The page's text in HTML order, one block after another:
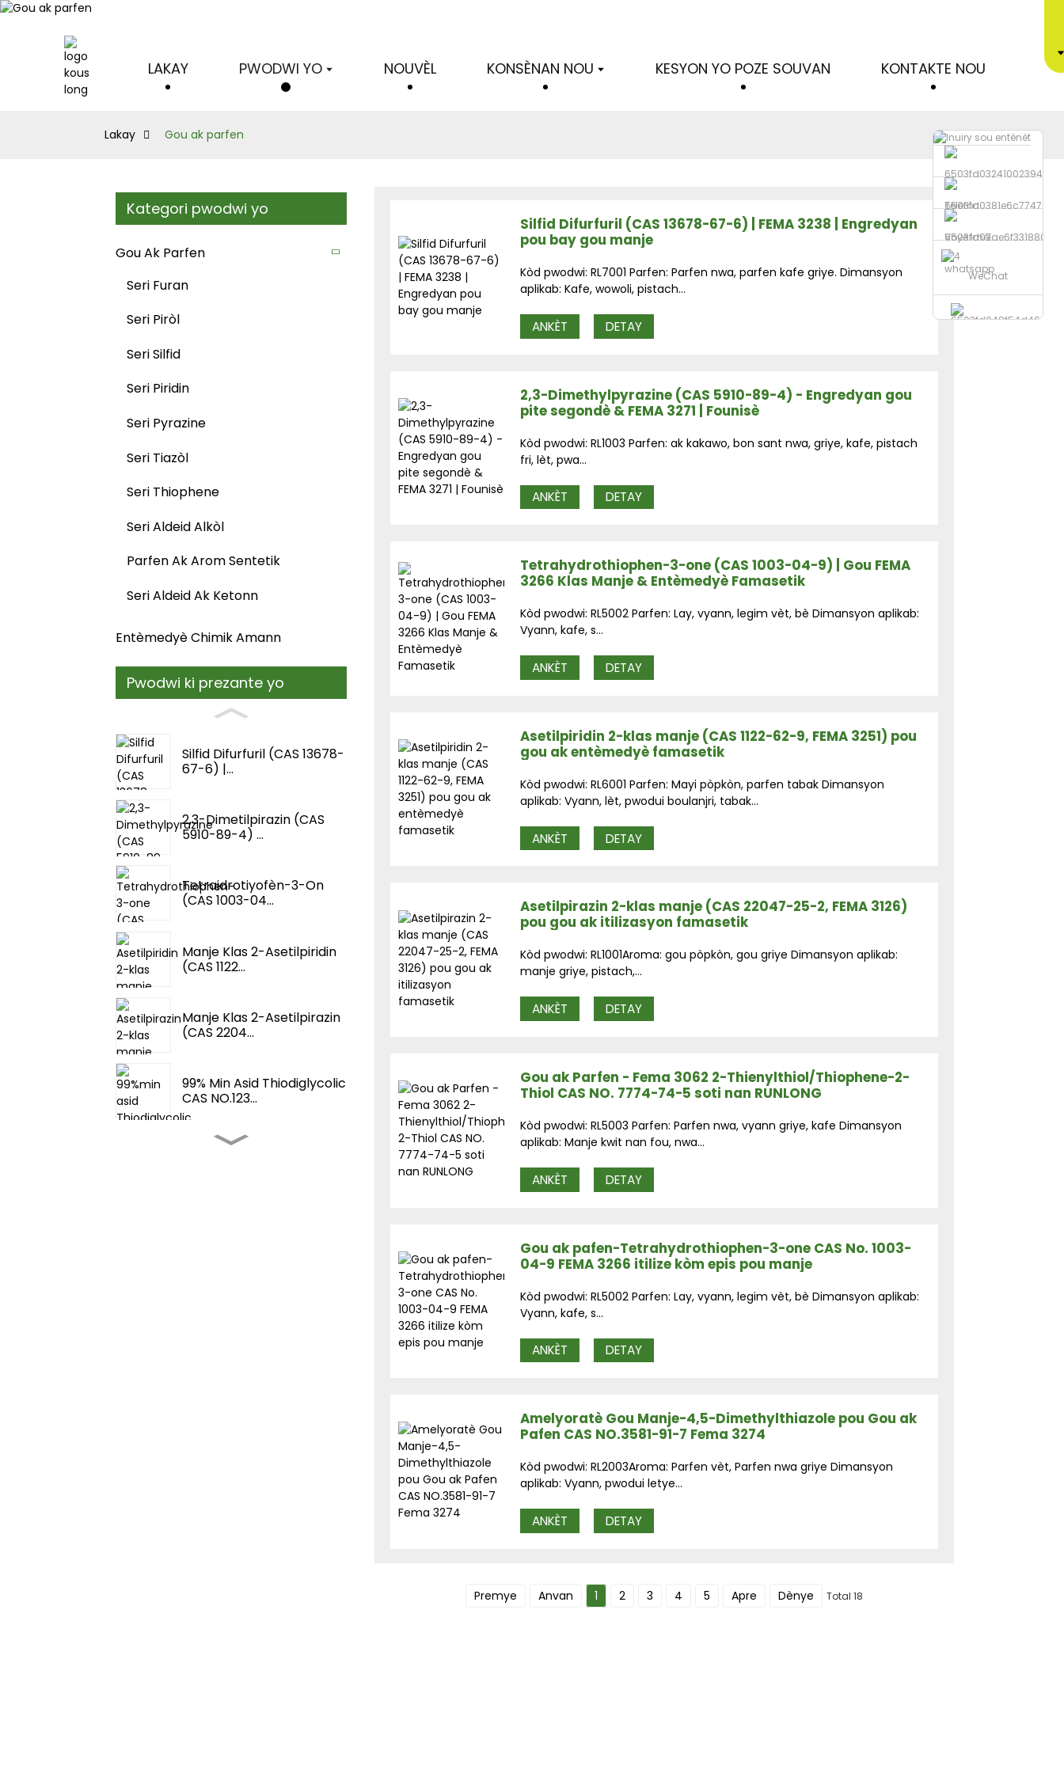
LAKAY PWODWI YO NOUVÈL KONSÈNAN NOU KESYON YO POZE SOUVAN KONTAKTE NOU
Telefòn
Voye Imèl
whatsapp
WeChat
Lakay Gou ak parfen
Kategori pwodwi yo
Gou Ak Parfen
Seri Furan
Seri Piròl
Seri Silfid
Seri Piridin
Seri Pyrazine
Seri Tiazòl
Seri Thiophene
Seri Aldeid Alkòl
Parfen Ak Arom Sentetik
Seri Aldeid Ak Ketonn
Entèmedyè Chimik Amann
Pwodwi ki prezante yo
Silfid Difurfuril (CAS 13678-
67-6) |...
2,3-Dimetilpirazin (CAS
5910-89-4) ...
Tetraidrotiyofèn-3-On
(CAS 1003-04...
Manje Klas 2-Asetilpiridin
(CAS 1122...
Manje Klas 2-Asetilpirazin
(CAS 2204...
99% Min Asid Thiodiglycolic
CAS NO.123...
Gou Ak Parfen - Fema
Silfid Difurfuril (CAS 13678-67-6) | FEMA 3238 | Engredyan
pou bay gou manje
Kòd pwodwi: RL7001 Parfen: Parfen nwa, parfen kafe griye. Dimansyon
aplikab: Kafe, wowoli, pistach...
ANKÈT DETAY
2,3-Dimethylpyrazine (CAS 5910-89-4) - Engredyan gou
pite segondè & FEMA 3271 | Founisè
Kòd pwodwi: RL1003 Parfen: ak kakawo, bon sant nwa, griye, kafe, pistach
fri, lèt, pwa...
ANKÈT DETAY
Tetrahydrothiophen-3-one (CAS 1003-04-9) | Gou FEMA
3266 Klas Manje & Entèmedyè Famasetik
Kòd pwodwi: RL5002 Parfen: Lay, vyann, legim vèt, bè Dimansyon aplikab:
Vyann, kafe, s...
ANKÈT DETAY
Asetilpiridin 2-klas manje (CAS 1122-62-9, FEMA 3251) pou
gou ak entèmedyè famasetik
Kòd pwodwi: RL6001 Parfen: Mayi pòpkòn, parfen tabak Dimansyon
aplikab: Vyann, lèt, pwodui boulanjri, tabak...
ANKÈT DETAY
Asetilpirazin 2-klas manje (CAS 22047-25-2, FEMA 3126)
pou gou ak itilizasyon famasetik
Kòd pwodwi: RL1001Aroma: gou pòpkòn, gou griye Dimansyon aplikab:
manje griye, pistach,...
ANKÈT DETAY
Gou ak Parfen - Fema 3062 2-Thienylthiol/Thiophene-2-
Thiol CAS NO. 7774-74-5 soti nan RUNLONG
Kòd pwodwi: RL5003 Parfen: Parfen nwa, vyann griye, kafe Dimansyon
aplikab: Manje kwit nan fou, nwa...
ANKÈT DETAY
Gou ak pafen-Tetrahydrothiophen-3-one CAS No. 1003-
04-9 FEMA 3266 itilize kòm epis pou manje
Kòd pwodwi: RL5002 Parfen: Lay, vyann, legim vèt, bè Dimansyon aplikab:
Vyann, kafe, s...
ANKÈT DETAY
Amelyoratè Gou Manje-4,5-Dimethylthiazole pou Gou ak
Pafen CAS NO.3581-91-7 Fema 3274
Kòd pwodwi: RL2003Aroma: Parfen vèt, Parfen nwa griye Dimansyon
aplikab: Vyann, pwodui letye...
ANKÈT DETAY
Premye Anvan 1 2 3 4 5 Apre Dènye Total 18